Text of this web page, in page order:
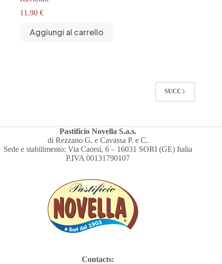
11.90 €
Aggiungi al carrello
SUCC
Pastificio Novella S.a.s.
di Rezzano G. e Cavassa P. e C.
Sede e stabilimento: Via Caorsi, 6 – 16031 SORI (GE) Italia
P.IVA 00131790107
Contacts: